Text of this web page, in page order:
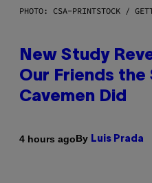
PHOTO: CSA-PRINTSTOCK /
New Study
Our Friends the
Cavemen Did
4 hours agoBy Luis Prada